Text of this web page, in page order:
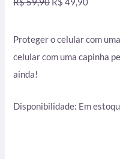
R$59,90 R$ 49,90
Proteger o celular com
celular com uma capinha
ainda!
Disponibilidade: Em